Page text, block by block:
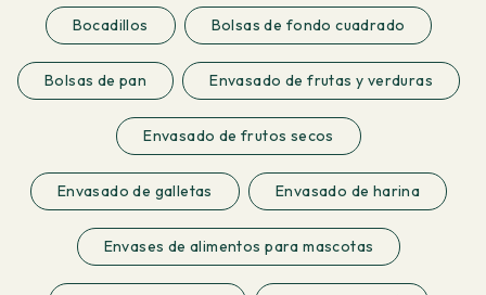
Bocadillos Bolsas de fondo cuadrado
Bolsas de pan Envasado de frutas y verduras
Envasado de frutos secos
Envasado de galletas Envasado de harina
Envases de alimentos para mascotas